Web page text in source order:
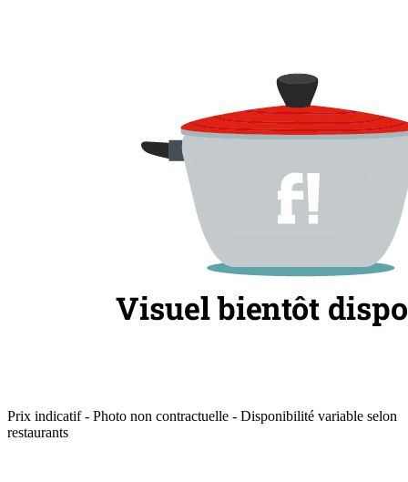
Prix indicatif - Photo non contractuelle - Disponibilité variable selon
restaurants